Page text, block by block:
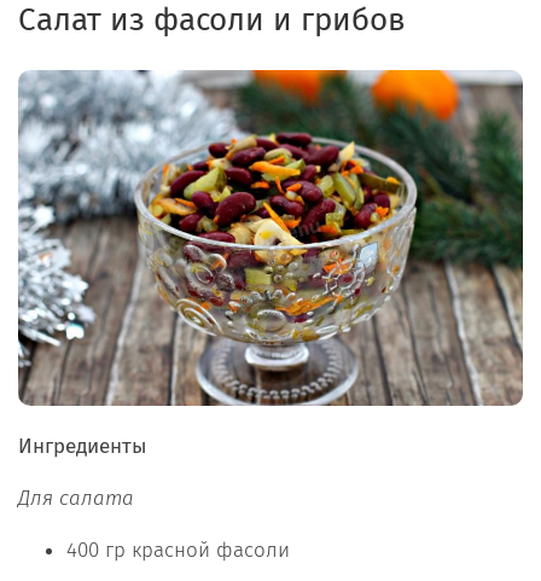
Салат из фасоли и грибов
Ингредиенты
Для салата
400 гр красной фасоли